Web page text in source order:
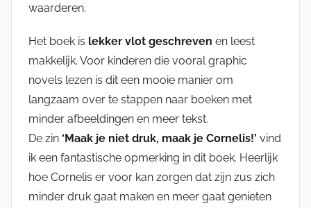
waarderen.
Het boek is lekker vlot geschreven en leest
makkelijk. Voor kinderen die vooral graphic
novels lezen is dit een mooie manier om
langzaam over te stappen naar boeken met
minder afbeeldingen en meer tekst.
De zin ‘Maak je niet druk, maak je Cornelis!’ vind
ik een fantastische opmerking in dit boek. Heerlijk
hoe Cornelis er voor kan zorgen dat zijn zus zich
minder druk gaat maken en meer gaat genieten